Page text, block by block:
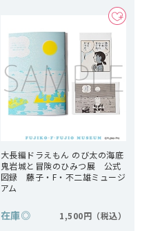
大長編ドラえもん のび太の海底
鬼岩城と冒険のひみつ展 公式
図録 藤子・F・不二雄ミュージ
アム
在庫◎ 1,500円